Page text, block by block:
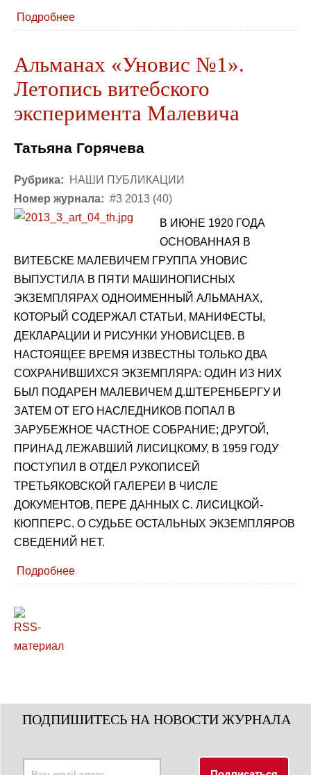
Подробнее
Альманах «Уновис №1».
Летопись витебского
эксперимента Малевича
Татьяна Горячева
Рубрика:
НАШИ ПУБЛИКАЦИИ
Номер журнала: #3 2013 (40)
В ИЮНЕ 1920 ГОДА
ОСНОВАННАЯ В
ВИТЕБСКЕ МАЛЕВИЧЕМ ГРУППА УНОВИС
ВЫПУСТИЛА В ПЯТИ МАШИНОПИСНЫХ
ЭКЗЕМПЛЯРАХ ОДНОИМЕННЫЙ АЛЬМАНАХ,
КОТОРЫЙ СОДЕРЖАЛ СТАТЬИ, МАНИФЕСТЫ,
ДЕКЛАРАЦИИ И РИСУНКИ УНОВИСЦЕВ. В
НАСТОЯЩЕЕ ВРЕМЯ ИЗВЕСТНЫ ТОЛЬКО ДВА
СОХРАНИВШИХСЯ ЭКЗЕМПЛЯРА: ОДИН ИЗ НИХ
БЫЛ ПОДАРЕН МАЛЕВИЧЕМ Д.ШТЕРЕНБЕРГУ И
ЗАТЕМ ОТ ЕГО НАСЛЕДНИКОВ ПОПАЛ В
ЗАРУБЕЖНОЕ ЧАСТНОЕ СОБРАНИЕ; ДРУГОЙ,
ПРИНАД ЛЕЖАВШИЙ ЛИСИЦКОМУ, В 1959 ГОДУ
ПОСТУПИЛ В ОТДЕЛ РУКОПИСЕЙ
ТРЕТЬЯКОВСКОЙ ГАЛЕРЕИ В ЧИСЛЕ
ДОКУМЕНТОВ, ПЕРЕ ДАННЫХ С. ЛИСИЦКОЙ-
КЮППЕРС. О СУДЬБЕ ОСТАЛЬНЫХ ЭКЗЕМПЛЯРОВ
СВЕДЕНИЙ НЕТ.
Подробнее
ПОДПИШИТЕСЬ НА НОВОСТИ ЖУРНАЛА